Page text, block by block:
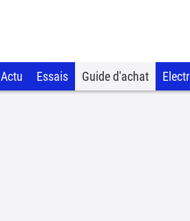
Actu Essais Guide d'achat